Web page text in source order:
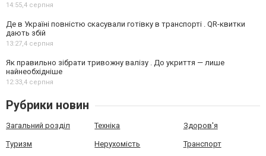
14:55,4 серпня
Де в Україні повністю скасували готівку в транспорті . QR-квитки
дають збій
13:27,4 серпня
Як правильно зібрати тривожну валізу . До укриття — лише
найнеобхідніше
12:33,4 серпня
Рубрики новин
Загальний розділ Техніка Здоров'я
Туризм Нерухомість Транспорт